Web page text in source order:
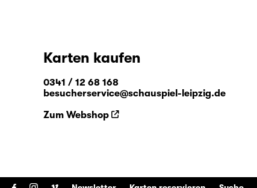
Karten kaufen
0341 / 12 68 168
besucherservice@schauspiel-leipzig.de
Zum Webshop